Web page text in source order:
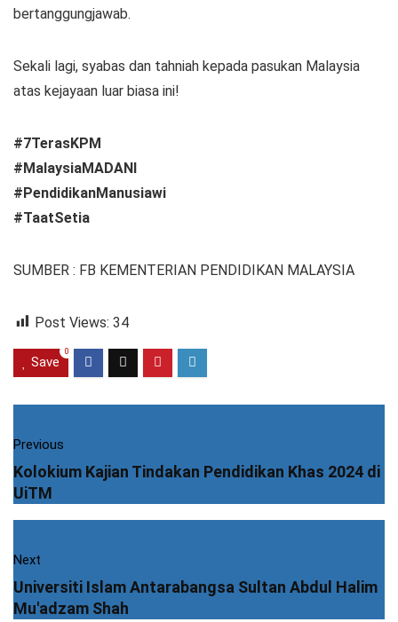
bertanggungjawab.
Sekali lagi, syabas dan tahniah kepada pasukan Malaysia
atas kejayaan luar biasa ini!
#7TerasKPM
#MalaysiaMADANI
#PendidikanManusiawi
#TaatSetia
SUMBER : FB KEMENTERIAN PENDIDIKAN MALAYSIA
Post Views: 34
Save
0
Previous
Kolokium Kajian Tindakan Pendidikan Khas 2024 di
UiTM
Next
Universiti Islam Antarabangsa Sultan Abdul Halim
Mu'adzam Shah